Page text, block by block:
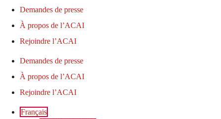
Demandes de presse
À propos de l’ACAI
Rejoindre l’ACAI
Demandes de presse
À propos de l’ACAI
Rejoindre l’ACAI
Français